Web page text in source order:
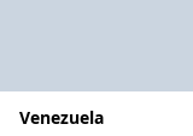
Venezuela